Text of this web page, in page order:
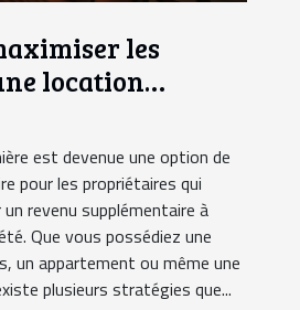
les
location
est devenue une option de
pour les propriétaires qui
revenu supplémentaire à
Que vous possédiez une
un appartement ou même une
plusieurs stratégies que...